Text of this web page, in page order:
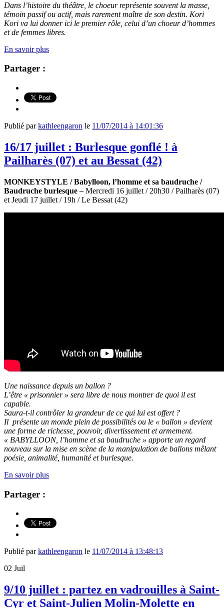
Dans l’histoire du théâtre, le choeur représente souvent la masse,
témoin passif ou actif, mais rarement maître de son destin. Kori
Kori va lui donner ici le premier rôle, celui d’un choeur d’hommes
et de femmes libres.
En savoir plus
Partager :
Publié parkathleengaron le 11/07/2014 à 14:01:36
16/17 juillet : Burlesque gonflé ! à
Pailharès (07) et au Bessat (42)
MONKEYSTYLE / Babylloon, l’homme et sa baudruche /
Baudruche burlesque –Mercredi 16 juillet / 20h30 / Pailharès (07)
et Jeudi 17 juillet / 19h / Le Bessat (42)
Une naissance depuis un ballon ?
L’être « prisonnier » sera libre de nous montrer de quoi il est
capable.
Saura-t-il contrôler la grandeur de ce qui lui est offert ?
Il présente un monde plein de possibilités ou le « ballon » devient
une forme de richesse, pouvoir, divertissement et armement.
« BABYLLOON, l’homme et sa baudruche » apporte un regard
nouveau sur la mise en scène de la manipulation de ballons mêlant
poésie, animalité, humanité et burlesque.
En savoir plus
Partager :
Publié parkathleengaron le 11/07/2014 à 13:48:13
02 Juil
9/10 juillet : partez en vadrouilles à Saint-
Cyr et Saint-Julien Molin-Molette en